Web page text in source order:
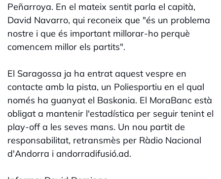
Peñarroya. En el mateix sentit parla el capità,
David Navarro, qui reconeix que "és un problema
nostre i que és important millorar-ho perquè
comencem millor els partits".
El Saragossa ja ha entrat aquest vespre en
contacte amb la pista, un Poliesportiu en el qual
només ha guanyat el Baskonia. El MoraBanc està
obligat a mantenir l'estadística per seguir tenint el
play-off a les seves mans. Un nou partit de
responsabilitat, retransmès per Ràdio Nacional
d'Andorra i andorradifusió.ad.